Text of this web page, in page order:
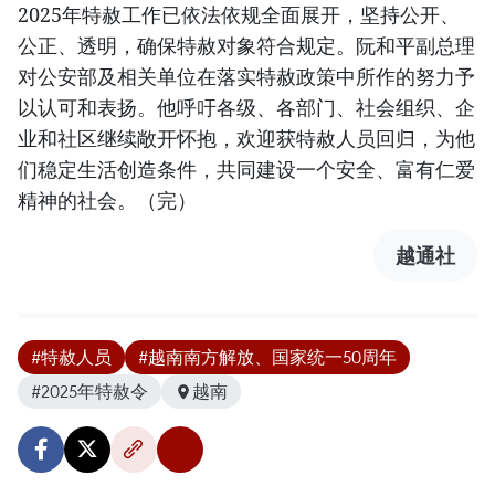
2025年特赦工作已依法依规全面展开，坚持公开、
公正、透明，确保特赦对象符合规定。阮和平副总理
对公安部及相关单位在落实特赦政策中所作的努力予
以认可和表扬。他呼吁各级、各部门、社会组织、企
业和社区继续敞开怀抱，欢迎获特赦人员回归，为他
们稳定生活创造条件，共同建设一个安全、富有仁爱
精神的社会。（完）
越通社
#特赦人员
#越南南方解放、国家统一50周年
#2025年特赦令
越南